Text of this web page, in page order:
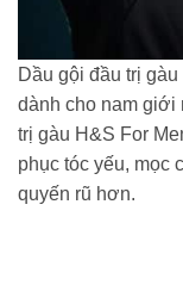
Dầu gội đầu trị
dành cho nam giới
trị gàu H&S For
phục tóc yếu, mọc
quyến rũ hơn.